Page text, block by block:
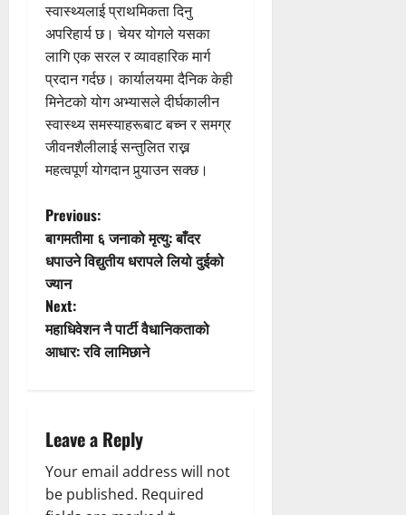
स्वास्थ्यलाई प्राथमिकता दिनु
अपरिहार्य छ। चेयर योगले यसका
लागि एक सरल र व्यावहारिक मार्ग
प्रदान गर्दछ। कार्यालयमा दैनिक केही
मिनेटको योग अभ्यासले दीर्घकालीन
स्वास्थ्य समस्याहरूबाट बच्न र समग्र
जीवनशैलीलाई सन्तुलित राख्न
महत्वपूर्ण योगदान पुर्‍याउन सक्छ।
P
o
s
t
v
i
Previous:
बागमतीमा ६ जनाको मृत्यु: बाँदर
धपाउने विद्युतीय धरापले लियो दुईको
ज्यान
Next:
महाधिवेशन नै पार्टी वैधानिकताको
आधार: रवि लामिछाने
Leave a Reply
Your email address will not
be published. Required